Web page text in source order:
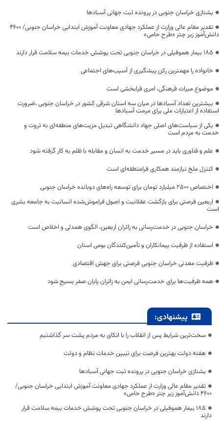
یشتازی خراسان جنوبی در پرونده ثبت جهانی آسبادها
تقدیر مقام عالی وزارت از عملکرد جهادی معاونت آموزش ابتدایی خراسان جنوبی/ ۴۶۰۰
دانش‌آموز زیر چتر «طرح حامی»
۱۸۵ بیمار هموفیلی در خراسان جنوبی تحت پوشش خدمات بیمه سلامت قرار دارند
خانواده را مهمترین رکن پیشگیری از آسیب‌های اجتماعی
موضوع میراث فرهنگی، امری فرابخشی است
بیشترین تعداد آسبادها در میان سه استان شرقی کشور در خراسان جنوبی ،ضرورت
استفاده از اعتبارات ملی برای مرمت آسبادها
یکی از سیاست‌های اصلی جهاد دانشگاهی تبدیل مزیت‌های منطقه‌ای به ثروت و
خدمت به مردم است
علم و فناوری باید در مسیر خدمت به انسان و مقابله با ظلم به کار گرفته شود
کنترل ملخ نیازمند همکاری فرامنطقه‌ای است
اختصاص 2500 میلیارد تومان برای توسعه راه‌های دوبانده خراسان جنوبی
اربعین فرصتی برای بازگشت عقلانیت و اصول فراموش‌شده انسانیت به جامعه بشری
است
خراسان جنوبی در خدمت‌رسانی به زائران اربعین، الگوی همدلی و اخلاص است
استفاده از ظرفیت پیمانکاران و تأمین‌کنندگان بومی استان
ظرفیت معدنی خراسان جنوبی فرصتی برای جهش اقتصادی
همه ظرفیت‌ها برای خدمت‌رسانی ایمن به زائران پایان صفر بسیج شود
پیشنهادی:
سخت‌ترین شرایط پس از انقلاب را با اتکای به مردم پشت سر گذاشتیم
هفته دولت بهترین فرصت برای تبیین خدمات نظام و دولت
یشتازی خراسان جنوبی در پرونده ثبت جهانی آسبادها
تقدیر مقام عالی وزارت از عملکرد جهادی معاونت آموزش ابتدایی خراسان جنوبی/
۴۶۰۰ دانش‌آموز زیر چتر «طرح حامی»
۱۸۵ بیمار هموفیلی در خراسان جنوبی تحت پوشش خدمات بیمه سلامت قرار
دارند